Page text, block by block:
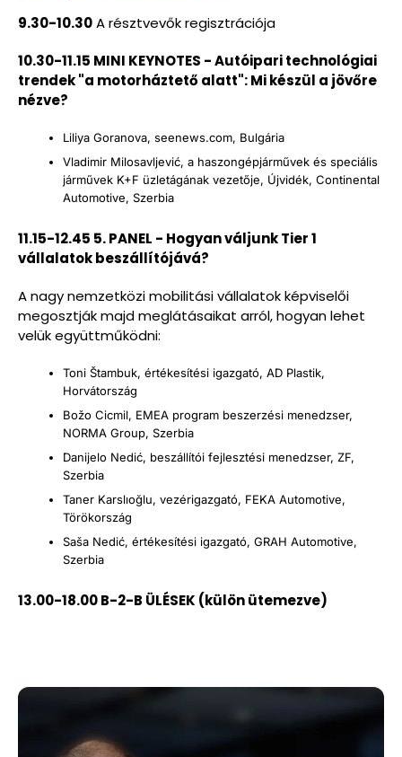
9.30-10.30A résztvevők regisztrációja
10.30-11.15 MINI KEYNOTES - Autóipari technológiai
trendek "a motorháztető alatt": Mi készül a jövőre
nézve?
Liliya Goranova, seenews.com, Bulgária
Vladimir Milosavljević, a haszongépjárművek és speciális
járművek K+F üzletágának vezetője, Újvidék, Continental
Automotive, Szerbia
11.15-12.45 5. PANEL - Hogyan váljunk Tier 1
vállalatok beszállítójává?
A nagy nemzetközi mobilitási vállalatok képviselői
megosztják majd meglátásaikat arról, hogyan lehet
velük együttműködni:
Toni Štambuk, értékesítési igazgató, AD Plastik,
Horvátország
Božo Cicmil, EMEA program beszerzési menedzser,
NORMA Group, Szerbia
Danijelo Nedić, beszállítói fejlesztési menedzser, ZF,
Szerbia
Taner Karslıoğlu, vezérigazgató, FEKA Automotive,
Törökország
Saša Nedić, értékesítési igazgató, GRAH Automotive,
Szerbia
13.00-18.00 B-2-B ÜLÉSEK (külön ütemezve)